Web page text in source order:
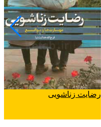
رضایت زناشویی